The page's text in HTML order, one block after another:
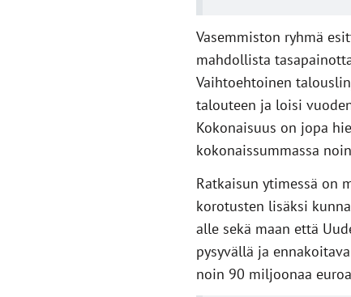
Vasemmiston ryhmä
mahdollista
Vaihtoehtoinen
talouteen ja loisi
Kokonaisuus on jopa
kokonaissummassa
Ratkaisun ytimessä on
korotusten lisäksi
alle sekä maan että
pysyvällä ja
noin 90 miljoonaa